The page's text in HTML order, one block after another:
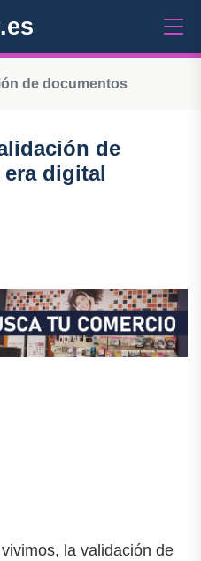
de documentos
de
digital
la validación de